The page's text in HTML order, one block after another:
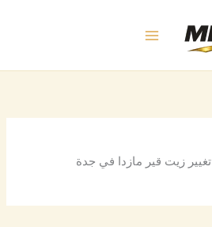
تغيير زيت قير مازدا في جدة